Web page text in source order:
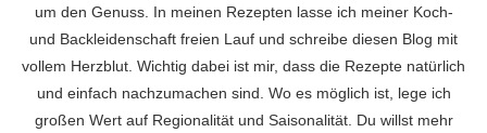
um den Genuss. In meinen Rezepten lasse ich meiner Koch-
und Backleidenschaft freien Lauf und schreibe diesen Blog mit
vollem Herzblut. Wichtig dabei ist mir, dass die Rezepte natürlich
und einfach nachzumachen sind. Wo es möglich ist, lege ich
großen Wert auf Regionalität und Saisonalität. Du willst mehr